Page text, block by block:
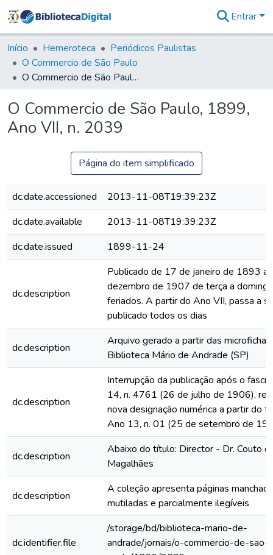
&
Coleções
Tudo na
Biblioteca
Estatísticas
Entrar
Início Hemeroteca
Periódicos Paulistas
O Commercio de São Paulo
O Commercio de São Paulo, 1899, Ano VII, n. 2039
O Commercio de São Paulo, 1899,
Ano VII, n. 2039
Página do item simplificado
dc.date.accessioned
2013-11-08T19:39:23Z
dc.date.available
2013-11-08T19:39:23Z
dc.date.issued
1899-11-24
dc.description
Publicado de 17 de janeiro de 1893 a
dezembro de 1907 de terça a
feriados. A partir do Ano VII, passa a
publicado todos os dias
dc.description
Arquivo gerado a partir das
Biblioteca Mário de Andrade (SP)
dc.description
Interrupção da publicação após o
14, n. 4761 (26 de julho de 1906),
nova designação numérica a partir do
Ano 13, n. 01 (25 de setembro de
dc.description
Abaixo do título: Director - Dr. Couto
Magalhães
dc.description
A coleção apresenta páginas
mutiladas e parcialmente ilegíveis
dc.identifier.file
/storage/bd/biblioteca-mario-de-
andrade/jornais/o-commercio-de-sao-